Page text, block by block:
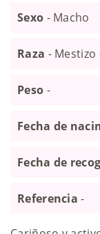
Sexo - Macho
Raza - Mestizo
Peso -
Fecha de
Fecha de
Referencia -